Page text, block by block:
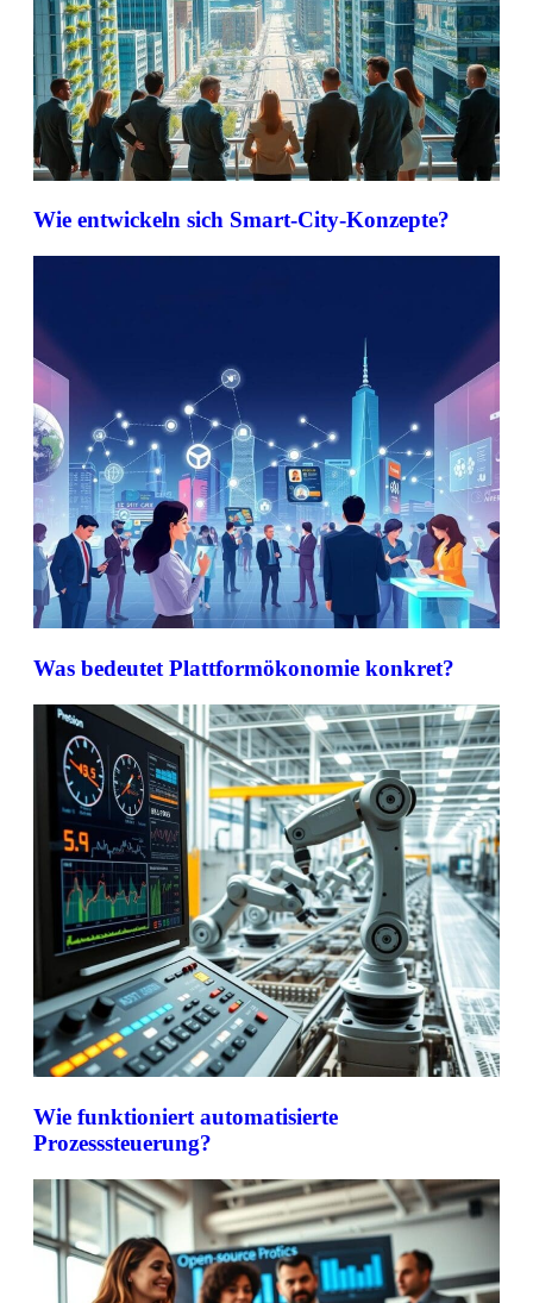
Wie entwickeln sich Smart-City-Konzepte?
Was bedeutet Plattformökonomie konkret?
Wie funktioniert automatisierte
Prozesssteuerung?